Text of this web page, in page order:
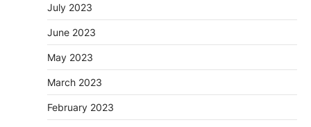
July 2023
June 2023
May 2023
March 2023
February 2023